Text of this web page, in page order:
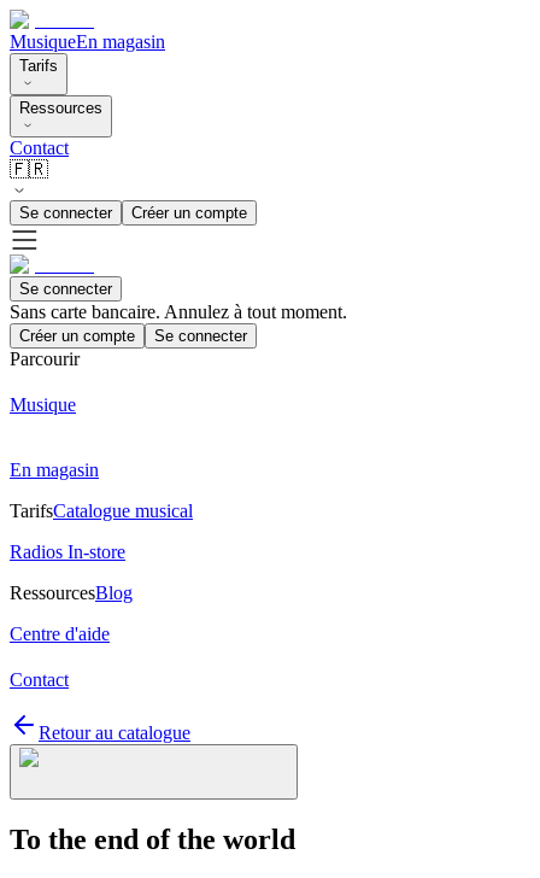
MusiqueEn magasin
Tarifs
Ressources
Contact
🇫🇷
Se connecter Créer un compte
Se connecter
Sans carte bancaire. Annulez à tout moment.
Créer un compte Se connecter
Parcourir
Musique
En magasin
TarifsCatalogue musical
Radios In-store
RessourcesBlog
Centre d'aide
Contact
Retour au catalogue
To the end of the world